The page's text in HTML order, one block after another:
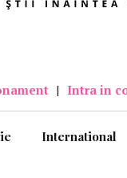
| Intra in
International